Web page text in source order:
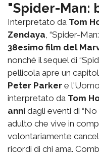
"Spider-Man:
Interpretato da Tom
Zendaya, “Spider-
38esimo film del
nonché il sequel di
pellicola apre un
Peter Parker e
interpretato da Tom
anni dagli eventi di
adulto che vive in
volontariamente
ricordi di chi ama.